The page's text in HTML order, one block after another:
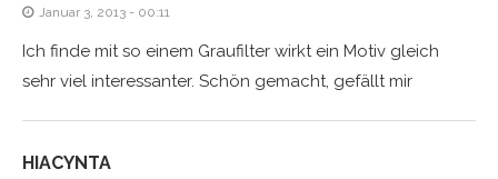
Januar 3, 2013 - 00:11
Ich finde mit so einem Graufilter wirkt ein Motiv gleich
sehr viel interessanter. Schön gemacht, gefällt mir
HIACYNTA